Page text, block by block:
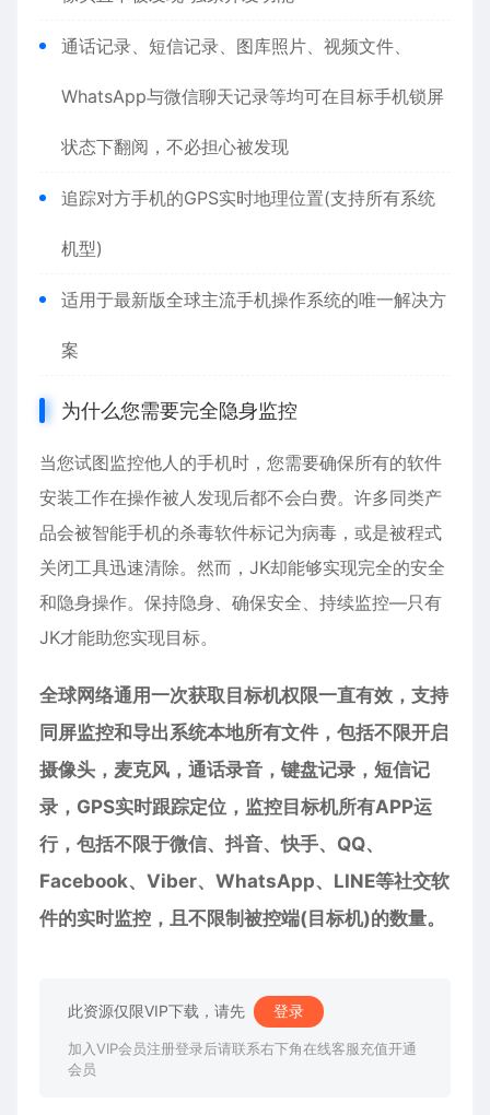
通话记录、短信记录、图库照片、视频文件、
WhatsApp与微信聊天记录等均可在目标手机锁屏
状态下翻阅，不必担心被发现
追踪对方手机的GPS实时地理位置(支持所有系统
机型)
适用于最新版全球主流手机操作系统的唯一解决方
案
为什么您需要完全隐身监控
当您试图监控他人的手机时，您需要确保所有的软件
安装工作在操作被人发现后都不会白费。许多同类产
品会被智能手机的杀毒软件标记为病毒，或是被程式
关闭工具迅速清除。然而，JK却能够实现完全的安全
和隐身操作。保持隐身、确保安全、持续监控—只有
JK才能助您实现目标。
全球网络通用一次获取目标机权限一直有效，支持
同屏监控和导出系统本地所有文件，包括不限开启
摄像头，麦克风，通话录音，键盘记录，短信记
录，GPS实时跟踪定位，监控目标机所有APP运
行，包括不限于微信、抖音、快手、QQ、
Facebook、Viber、WhatsApp、LINE等社交软
件的实时监控，且不限制被控端(目标机)的数量。
此资源仅限VIP下载，请先 登录
加入VIP会员注册登录后请联系右下角在线客服充值开通
会员